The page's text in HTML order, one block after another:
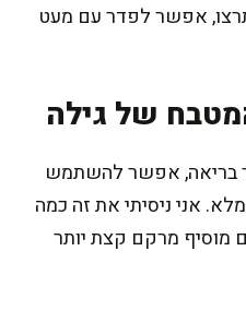
אפשר לפדר עם מעט
של גילה
בריאה, אפשר להשתמש
אני ניסיתי את זה כמה
מוסיף מרקם קצת יותר